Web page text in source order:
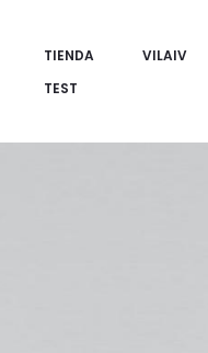
TIENDA VILAIV
TEST